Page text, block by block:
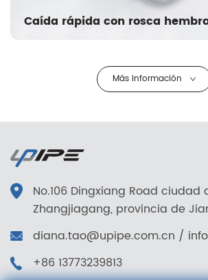
Caída rápida con rosca
Más información
No.106 Dingxiang Road ciudad
Zhangjiagang, provincia de
diana.tao@upipe.com.cn /
+86 13773239813